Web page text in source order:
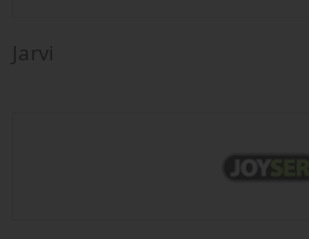
Jarvi